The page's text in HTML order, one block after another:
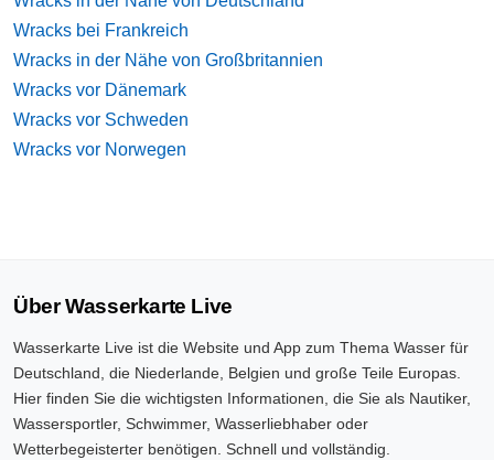
Wracks bei Frankreich
Wracks in der Nähe von Großbritannien
Wracks vor Dänemark
Wracks vor Schweden
Wracks vor Norwegen
Über Wasserkarte Live
Wasserkarte Live ist die Website und App zum Thema Wasser für
Deutschland, die Niederlande, Belgien und große Teile Europas.
Hier finden Sie die wichtigsten Informationen, die Sie als Nautiker,
Wassersportler, Schwimmer, Wasserliebhaber oder
Wetterbegeisterter benötigen. Schnell und vollständig.